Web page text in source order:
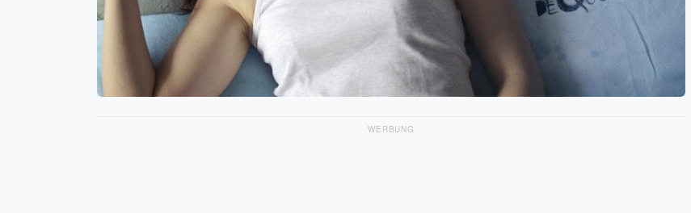
WERBUNG